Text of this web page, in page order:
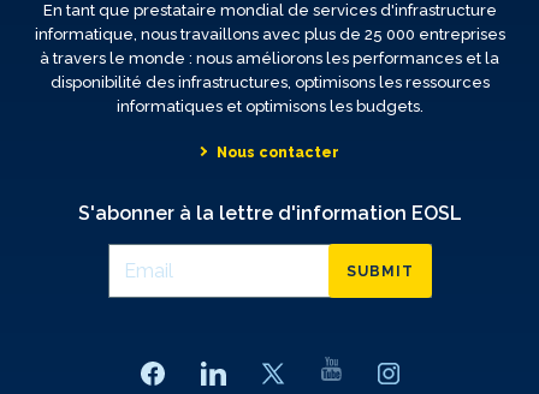
En tant que prestataire mondial de services d'infrastructure
informatique, nous travaillons avec plus de 25 000 entreprises
à travers le monde : nous améliorons les performances et la
disponibilité des infrastructures, optimisons les ressources
informatiques et optimisons les budgets.
Nous contacter
S'abonner à la lettre d'information EOSL
SUBMIT